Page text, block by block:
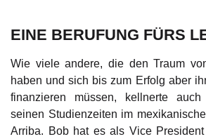
EINE BERUFUNG FÜRS
Wie viele andere, die den Traum
haben und sich bis zum Erfolg aber
finanzieren müssen, kellnerte
seinen Studienzeiten im
Arriba. Bob hat es als Vice